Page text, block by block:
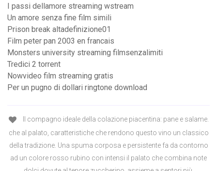
I passi dellamore streaming wstream
Un amore senza fine film simili
Prison break altadefinizione01
Film peter pan 2003 en francais
Monsters university streaming filmsenzalimiti
Tredici 2 torrent
Nowvideo film streaming gratis
Per un pugno di dollari ringtone download
Il compagno ideale della colazione piacentina: pane e salame.
che al palato, caratteristiche che rendono questo vino un classico
della tradizione. Una spuma corposa e persistente fa da contorno
ad un colore rosso rubino con intensi il palato che combina note